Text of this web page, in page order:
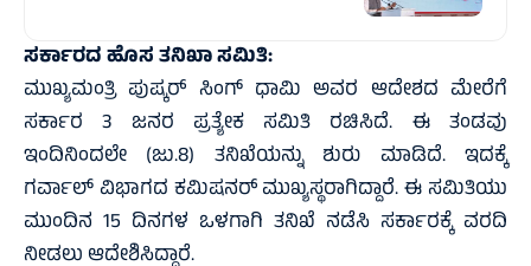
ಸರ್ಕಾರದ ಹೊಸ ತನಿಖಾ ಸಮಿತಿ:
ಮುಖ್ಯಮಂತ್ರಿ ಪುಷ್ಕರ್ ಸಿಂಗ್ ಧಾಮಿ ಅವರ ಆದೇಶದ ಮೇರೆಗೆ
ಸರ್ಕಾರ 3 ಜನರ ಪ್ರತ್ಯೇಕ ಸಮಿತಿ ರಚಿಸಿದೆ. ಈ ತಂಡವು
ಇಂದಿನಿಂದಲೇ (ಜು.8) ತನಿಖೆಯನ್ನು ಶುರು ಮಾಡಿದೆ. ಇದಕ್ಕೆ
ಗರ್ವಾಲ್ ವಿಭಾಗದ ಕಮಿಷನರ್ ಮುಖ್ಯಸ್ಥರಾಗಿದ್ದಾರೆ. ಈ ಸಮಿತಿಯು
ಮುಂದಿನ 15 ದಿನಗಳ ಒಳಗಾಗಿ ತನಿಖೆ ನಡೆಸಿ ಸರ್ಕಾರಕ್ಕೆ ವರದಿ
ನೀಡಲು ಆದೇಶಿಸಿದ್ದಾರೆ.